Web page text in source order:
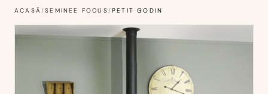
ACASĂ/SEMINEE FOCUS/PETIT GODIN